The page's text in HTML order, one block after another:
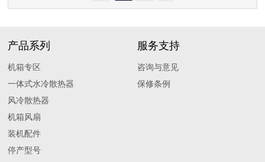
产品系列
机箱专区
一体式水冷散热器
风冷散热器
机箱风扇
装机配件
停产型号
服务支持
咨询与意见
保修条例